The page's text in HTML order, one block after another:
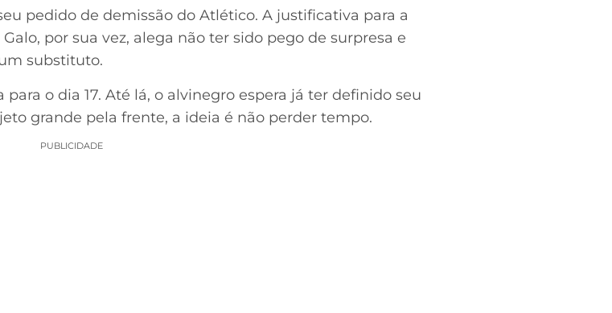
pedido de demissão do Atlético. A justificativa para a
por sua vez, alega não ter sido pego de surpresa e
substituto.
o dia 17. Até lá, o alvinegro espera já ter definido seu
grande pela frente, a ideia é não perder tempo.
PUBLICIDADE